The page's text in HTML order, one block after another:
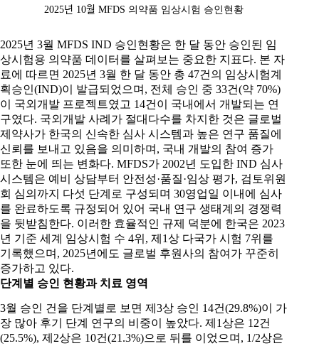
2025년 10월 MFDS 의약품 임상시험 승인현황
2025년 3월 MFDS IND 승인현황은 한 달 동안 승인된 임
상시험용 의약품 데이터를 살펴보는 중요한 지표다. 본 자
료에 따르면 2025년 3월 한 달 동안 총 47건의 임상시험계
획승인(IND)이 발급되었으며, 전체 승인 중 33건(약 70%)
이 국외개발 프로젝트였고 14건이 국내에서 개발되는 연
구였다. 국외개발 사례가 절대다수를 차지한 것은 글로벌
제약사가 한국의 신속한 심사 시스템과 높은 연구 품질에
신뢰를 보내고 있음을 의미하며, 국내 개발의 참여 증가
또한 눈에 띄는 변화다. MFDS가 2002년 도입한 IND 심사
시스템은 예비 상담부터 안전성·품질·임상 평가, 검토위원
회 심의까지 다섯 단계로 구성되며 30영업일 이내에 심사
를 완료하도록 규정되어 있어 국내 연구 생태계의 경쟁력
을 뒷받침한다. 이러한 효율적인 규제 덕분에 한국은 2023
년 기준 세계 임상시험 수 4위, 제1상 다국가 시험 7위를
기록했으며, 2025년에도 글로벌 후원사의 참여가 꾸준히
증가하고 있다.
단계별 승인 현황과 치료 영역
3월 승인 건을 단계별로 보면 제3상 승인 14건(29.8%)이 가
장 많아 후기 단계 연구의 비중이 높았다. 제1상은 12건
(25.5%), 제2상은 10건(21.3%)으로 뒤를 이었으며, 1/2상은